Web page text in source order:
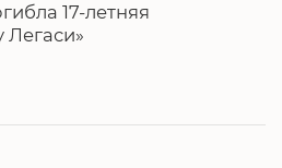
17-летняя
Легаси»